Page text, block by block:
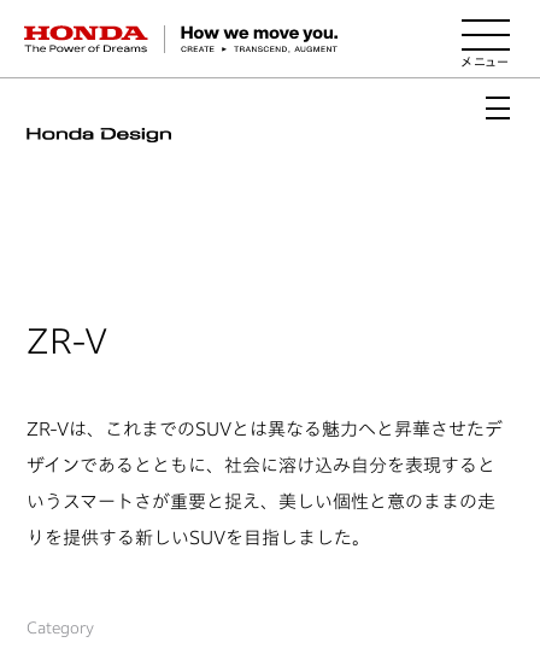
HONDA The Power of Dreams
ZR-V
Category
ZR-Vは、これまでのSUVとは異なる魅力へと昇華させたデ
ザインであるとともに、社会に溶け込み自分を表現すると
いうスマートさが重要と捉え、美しい個性と意のままの走
りを提供する新しいSUVを目指しました。